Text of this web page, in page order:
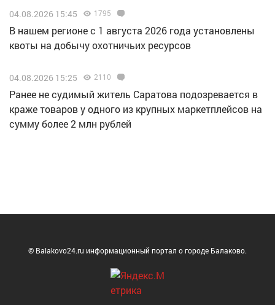
04.08.2026 15:45 1795
В нашем регионе с 1 августа 2026 года установлены
квоты на добычу охотничьих ресурсов
04.08.2026 15:25 2110
Ранее не судимый житель Саратова подозревается в
краже товаров у одного из крупных маркетплейсов на
сумму более 2 млн рублей
© Balakovo24.ru информационный портал о городе Балаково.